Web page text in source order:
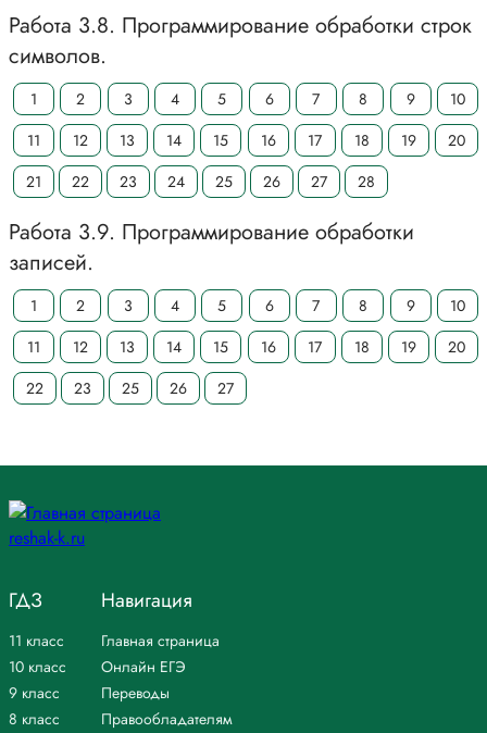
Работа 3.8. Программирование обработки строк
символов.
1 2 3 4 5 6 7 8 9
10
11
12 13 14 15 16 17 18 19
20
21
22 23 24 25 26 27 28
Работа 3.9. Программирование обработки
записей.
1 2 3 4 5 6 7 8 9
10
11
12 13 14 15 16 17 18 19
20
22
23 25 26 27
ГДЗ
11 класс
10 класс
9 класс
8 класс
Навигация
Главная страница
Онлайн ЕГЭ
Переводы
Правообладателям